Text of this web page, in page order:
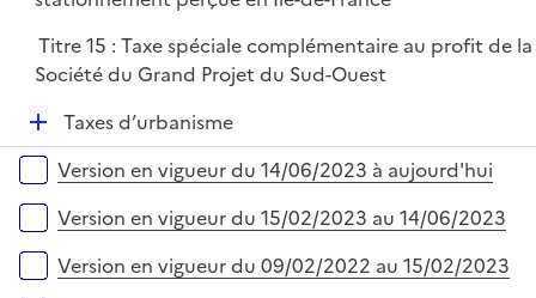
Titre 15 : Taxe spéciale complémentaire au profit de la
Société du Grand Projet du Sud-Ouest
D
é
p
e
Taxes d’urbanisme
Versions sur la période
Version en vigueur du 14/06/2023 à aujourd'hui
Version en vigueur du 15/02/2023 au 14/06/2023
Version en vigueur du 09/02/2022 au 15/02/2023